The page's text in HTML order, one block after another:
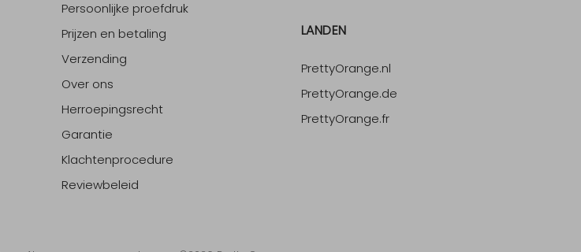
Persoonlijke proefdruk
Prijzen en betaling
Verzending
Over ons
Herroepingsrecht
Garantie
Klachtenprocedure
Reviewbeleid
LANDEN
PrettyOrange.nl
PrettyOrange.de
PrettyOrange.fr